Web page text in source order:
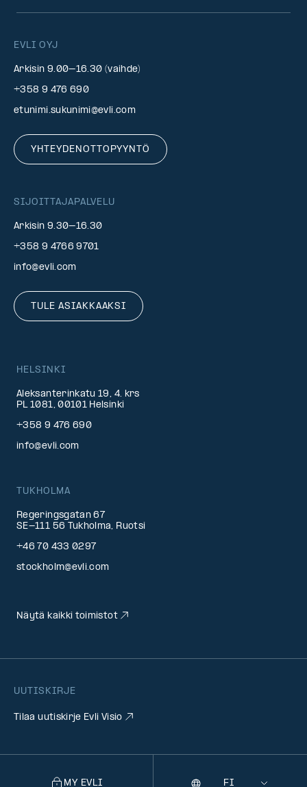
EVLI OYJ
Arkisin 9.00–16.30 (vaihde)
+358 9 476 690
etunimi.sukunimi@evli.com
YHTEYDENOTTOPYYNTÖ
SIJOITTAJAPALVELU
Arkisin 9.30–16.30
+358 9 4766 9701
info@evli.com
TULE ASIAKKAAKSI
UUTISKIRJE
Tilaa uutiskirje Evli Visio
HELSINKI
Aleksanterinkatu 19, 4. krs
PL 1081, 00101 Helsinki
+358 9 476 690
info@evli.com
TUKHOLMA
Regeringsgatan 67
SE-111 56 Tukholma, Ruotsi
+46 70 433 0297
stockholm@evli.com
Näytä kaikki toimistot
MY EVLI